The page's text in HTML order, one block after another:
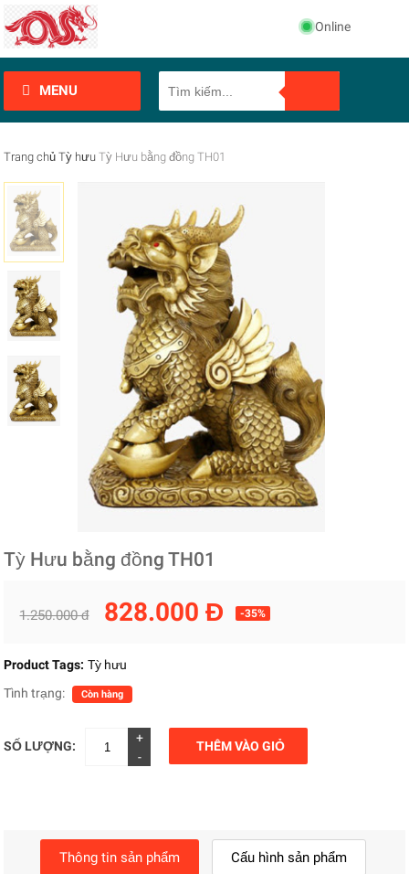
Online
MENU
Trang chủ Tỳ hưu Tỳ Hưu bằng đồng TH01
Tỳ Hưu bằng đồng TH01
1.250.000 đ 828.000 Đ -35%
Product Tags: Tỳ hưu
Tình trạng:
Còn hàng
SỐ LƯỢNG:
+
-
THÊM VÀO GIỎ
Thông tin sản phẩm Cấu hình sản phẩm